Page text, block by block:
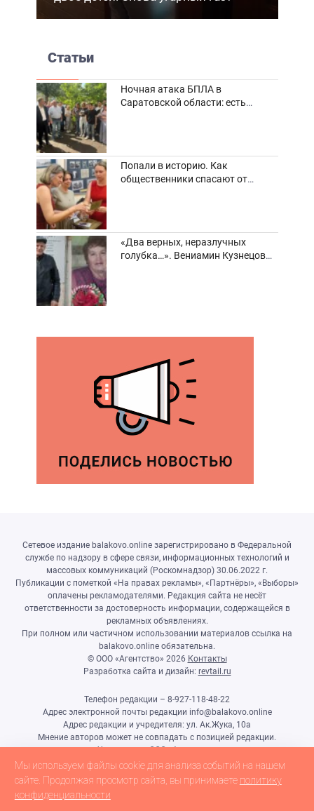
Статьи
Ночная атака БПЛА в
Саратовской области: есть
Попали в историю. Как
общественники спасают от
«Два верных, неразлучных
голубка…». Вениамин Кузнецов
Сетевое издание balakovo.online зарегистрировано в Федеральной
службе по надзору в сфере связи, информационных технологий и
массовых коммуникаций (Роскомнадзор) 30.06.2022 г.
Публикации с пометкой «На правах рекламы», «Партнёры», «Выборы»
оплачены рекламодателями. Редакция сайта не несёт
ответственности за достоверность информации, содержащейся в
рекламных объявлениях.
При полном или частичном использовании материалов ссылка на
balakovo.online обязательна.
© ООО «Агентство» 2026 Контакты
Разработка сайта и дизайн: revtail.ru
Телефон редакции – 8-927-118-48-22
Адрес электронной почты редакции info@balakovo.online
Адрес редакции и учредителя: ул. Ак.Жука, 10а
Мнение авторов может не совпадать с позицией редакции.
Учредитель: ООО «Агентство»
Гл.редактор Ивлиева Н.Н.
Настоящий ресурс может содержать материалы 18+
Мы используем файлы cookie для анализа событий на нашем
сайте. Продолжая просмотр сайта, вы принимаете политику
конфиденциальности